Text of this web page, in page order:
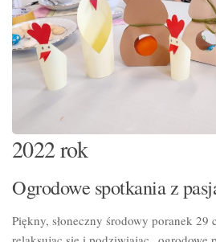
2022 rok
Ogrodowe spotkania z
Piękny, słoneczny środowy poranek 29